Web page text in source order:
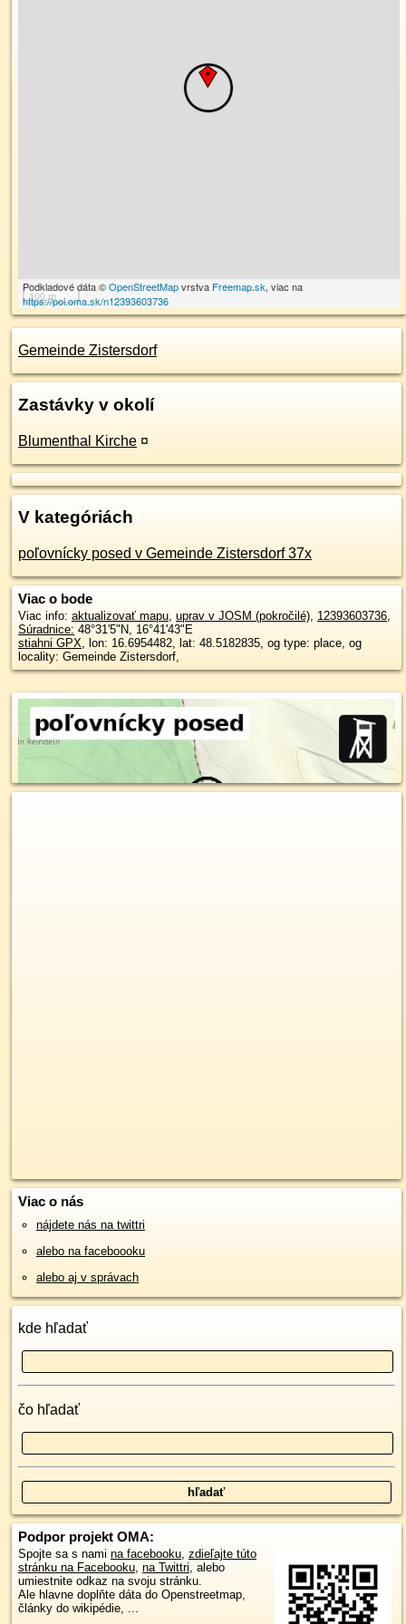
100 m
Podkladové dáta ©OpenStreetMapvrstva Freemap.sk, viac na
https://poi.oma.sk/n12393603736
Gemeinde Zistersdorf
Zastávky v okolí
Blumenthal Kirche ¤
V kategóriách
poľovnícky posed v Gemeinde Zistersdorf 37x
Viac o bode
Viac info: aktualizovať mapu, uprav v JOSM (pokročilé), 12393603736,
Súradnice: 48°31'5"N, 16°41'43"E
stiahni GPX, lon: 16.6954482, lat: 48.5182835, og type: place, og
locality: Gemeinde Zistersdorf,
Viac o nás
nájdete nás na twittri
alebo na faceboooku
alebo aj v správach
kde hľadať
čo hľadať
Podpor projekt OMA:
Spojte sa s nami na facebooku, zdieľajte túto
stránku na Facebooku, na Twittri, alebo
umiestnite odkaz na svoju stránku.
Ale hlavne doplňte dáta do Openstreetmap,
články do wikipédie, ...